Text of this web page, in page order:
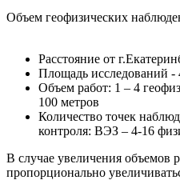
Объем геофизических
Расстояние от
Площадь исследований -
Объем работ: 1 – 4
100 метров
Количество точек
контроля: ВЭЗ – 4-16
В случае увеличения объемов
пропорционально